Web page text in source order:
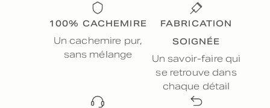
100% CACHEMIRE
Un cachemire pur,
sans mélange
FABRICATION
SOIGNÉE
Un savoir-faire qui
se retrouve dans
chaque détail